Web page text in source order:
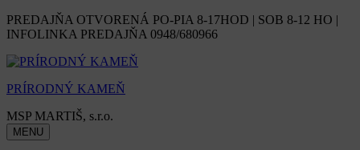
Skip
to
PREDAJŇA OTVORENÁ PO-PIA 8-17HOD | SOB 8-12 HO |
INFOLINKA PREDAJŇA 0948/680966
PRÍRODNÝ KAMEŇ
MSP MARTIŠ, s.r.o.
MENU